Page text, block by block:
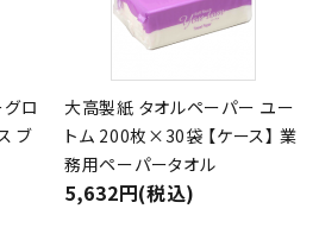
ロ
ブ
大高製紙 タオルペーパー ユー
トム 200枚×30袋 【ケース】 業
務用ペーパータオル
5,632円(税込)